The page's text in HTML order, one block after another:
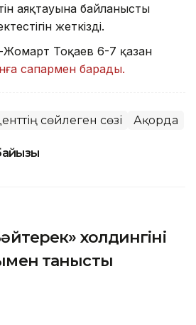
аяқтауына байланысты
жеткізді.
Жомарт Тоқаев 6-7 қазан
сапармен барады.
сөйлеген сөзі Ақорда
холдингінің
танысты